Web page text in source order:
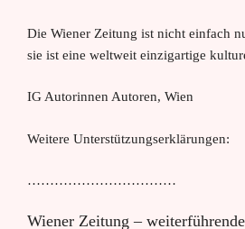
Die Wiener Zeitung ist nicht einfach
sie ist eine weltweit einzigartige
IG Autorinnen Autoren, Wien
Weitere Unterstützungserklärungen:
……………………………
Wiener Zeitung –